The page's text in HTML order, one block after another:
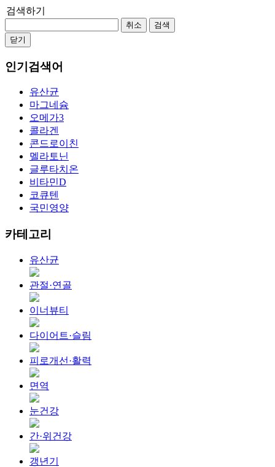
검색하기
취소
검색
닫기
인기검색어
유산균
마그네슘
오메가3
콜라겐
콘드로이친
멜라토닌
글루타치온
비타민D
코큐텐
국민영양
카테고리
유산균
관절·연골
이너뷰티
다이어트·슬림
피로개선·활력
면역
눈건강
간·위건강
갱년기